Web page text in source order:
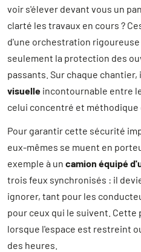
voir s'élever devant vous un
clarté les travaux en cours ?
d'une orchestration
seulement la protection des
passants. Sur chaque
visuelle incontournable entre
celui concentré et méthodique
Pour garantir cette sécurité
eux-mêmes se muent en
exemple à un camion équipé
trois feux synchronisés : il
ignorer, tant pour les
pour ceux qui le suivent.
lorsque l'espace est restreint
des heures.